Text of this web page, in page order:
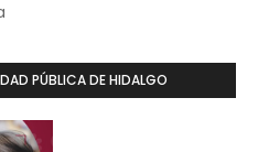
PÚBLICA DE HIDALGO